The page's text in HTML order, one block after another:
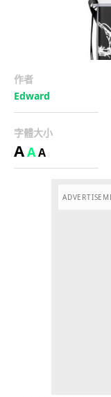
作者
Edward
字體大小
AAA